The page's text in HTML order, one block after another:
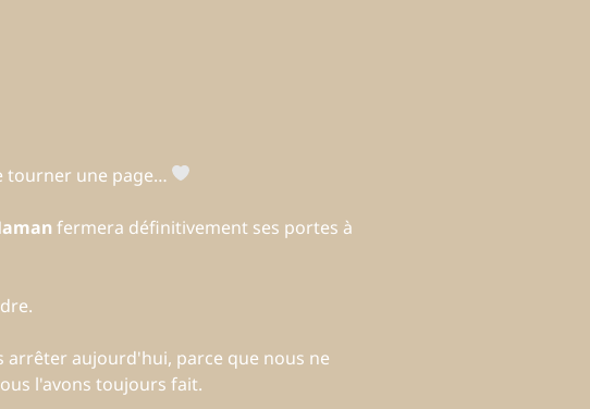
tourner une page…
fermera définitivement ses portes à
arrêter aujourd'hui, parce que nous ne
l'avons toujours fait.